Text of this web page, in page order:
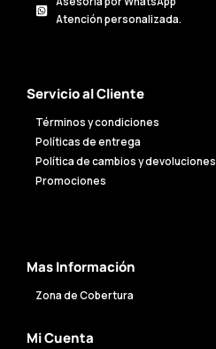
Atención personalizada.
Servicio al Cliente
Términos y condiciones
Políticas de entrega
Política de cambios y devoluciones
Promociones
Mas Información
Zona de Cobertura
Mi Cuenta